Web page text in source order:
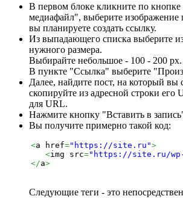
В первом блоке кликните по
медиафайл", выберите изображение
вы планируете создать ссылку.
Из выпадающего списка выберите
нужного размера.
Выбирайте небольшое - 100 - 200 px.
В пункте "Ссылка" выберите
Далее, найдите пост, на который вы
скопируйте из адресной строки его
для URL.
Нажмите кнопку "Вставить в
Вы получите примерно такой код:
<a href="https://site.ru">
<img src="https://site.ru/wp-
</a>
Следующие теги - это